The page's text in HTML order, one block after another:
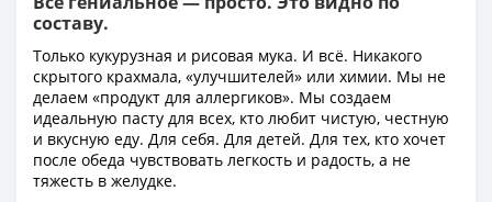
составу.
Только кукурузная и рисовая мука. И всё. Никакого
скрытого крахмала, «улучшителей» или химии. Мы не
делаем «продукт для аллергиков». Мы создаем
идеальную пасту для всех, кто любит чистую, честную
и вкусную еду. Для себя. Для детей. Для тех, кто хочет
после обеда чувствовать легкость и радость, а не
тяжесть в желудке.